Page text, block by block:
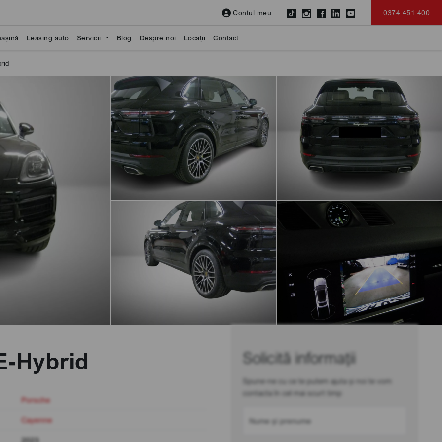
Contul meu 0374 451 400
Leasing auto Servicii Blog Despre noi Locații Contact
Hybrid
Porsche
Cayenne
2023
Solicită informații
Spune-ne cu ce te putem ajuta și noi te vom
contacta în cel mai scurt timp
Nume și prenume